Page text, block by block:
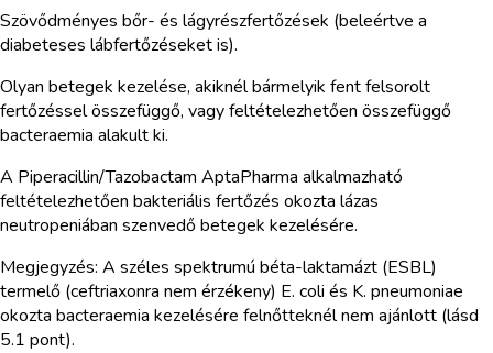
Szövődményes bőr- és lágyrészfertőzések (beleértve a
diabeteses lábfertőzéseket is).
Olyan betegek kezelése, akiknél bármelyik fent felsorolt
fertőzéssel összefüggő, vagy feltételezhetően összefüggő
bacteraemia alakult ki.
A Piperacillin/Tazobactam AptaPharma alkalmazható
feltételezhetően bakteriális fertőzés okozta lázas
neutropeniában szenvedő betegek kezelésére.
Megjegyzés: A széles spektrumú béta-laktamázt (ESBL)
termelő (ceftriaxonra nem érzékeny) E. coli és K. pneumoniae
okozta bacteraemia kezelésére felnőtteknél nem ajánlott (lásd
5.1 pont).